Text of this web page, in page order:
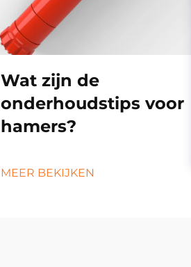
Wat zijn de
onderhoudstips voor
hamers?
MEER BEKIJKEN